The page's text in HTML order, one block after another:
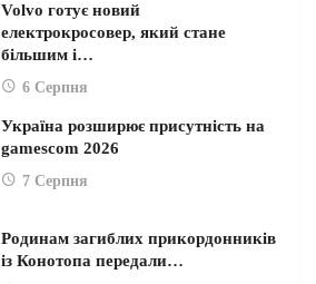
Volvo готує новий
електрокросовер, який стане
більшим і…
6 Серпня
Україна розширює присутність на
gamescom 2026
7 Серпня
Родинам загиблих прикордонників
із Конотопа передали…